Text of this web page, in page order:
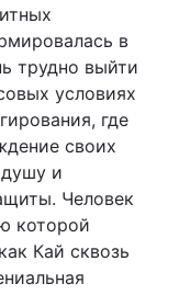
в
трудно выйти
условиях
где
своих
и
Человек
которой
Кай сквозь